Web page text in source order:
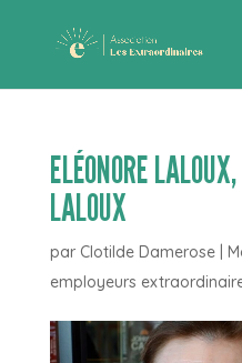
ELÉONORE
LALOUX
par Clotilde Damerose|
employeurs